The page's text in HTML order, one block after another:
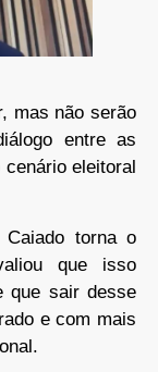
mas não serão
entre as
eleitoral
torna o
que isso
que sair desse
e com mais